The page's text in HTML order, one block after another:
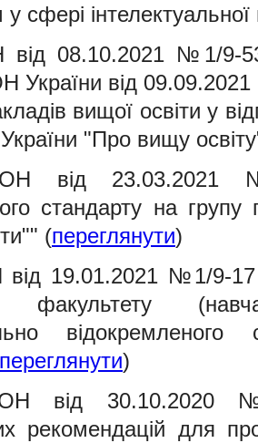
у сфері інтелектуальної
08.10.2021 №1/9-
України від
вищої освіти у
"Про вищу
від 23.03.2021
стандарту на групу
(переглянути)
19.01.2021 №1/9-17
факультету
відокремленого
переглянути)
від 30.10.2020
рекомендацій для